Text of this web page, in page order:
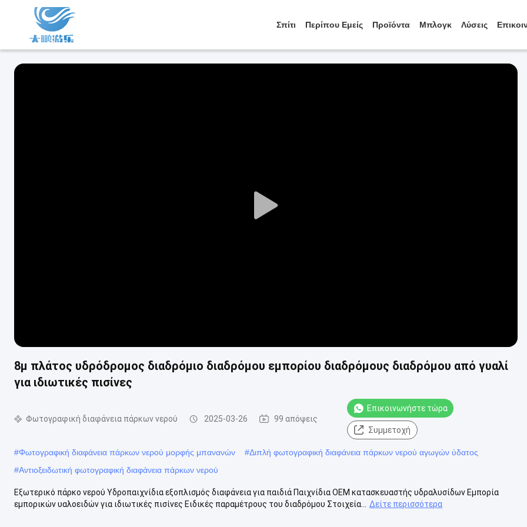
Σπίτι Περίπου Εμείς Προϊόντα Μπλογκ Λύσεις
Play
8μ πλάτος υδρόδρομος διαδρόμιο διαδρόμου εμπορίου διαδρόμους διαδρόμου από γυαλί
για ιδιωτικές πισίνες
Φωτογραφική διαφάνεια πάρκων νερού 2025-03-26 99 απόψεις
Επικοινωνήστε τώρα
Συμμετοχή
#Φωτογραφική διαφάνεια πάρκων νερού μορφής μπανανών #Διπλή φωτογραφική διαφάνεια πάρκων νερού αγωγών ύδατος
#Αντιοξειδωτική φωτογραφική διαφάνεια πάρκων νερού
Εξωτερικό πάρκο νερού Υδροπαιχνίδια εξοπλισμός διαφάνεια για παιδιά Παιχνίδια OEM κατασκευαστής υδραλυσίδων Εμπορία
εμπορικών υαλοειδών για ιδιωτικές πισίνες Ειδικές παραμέτρους του διαδρόμου Στοιχεία...
Δείτε περισσότερα